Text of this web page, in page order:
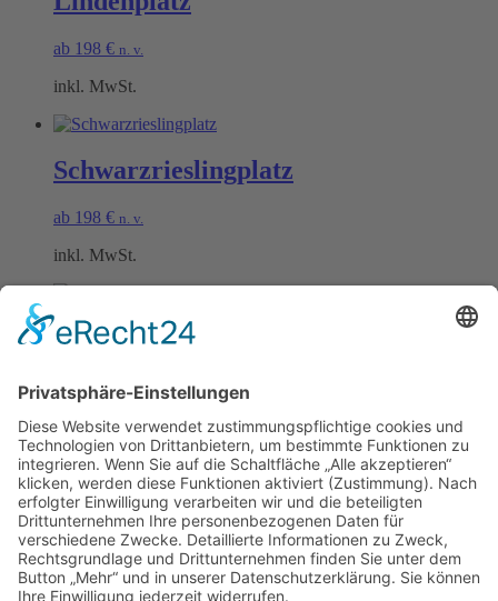
ab 198 € n. v.
inkl. MwSt.
Schwarzrieslingplatz
ab 198 € n. v.
inkl. MwSt.
Rieslingplatz
ab198€ n. v.
inkl. MwSt.
Öffnungszeiten Büro und Hofladen:
Hofladen:
Montag bis Sonntag von 09:00 – 11:30 Uhr und 14:00 – 18:00 Uhr
Telefonisch erreichen Sie uns:
Montag bis Freitag von 09:00 – 11:30 Uhr